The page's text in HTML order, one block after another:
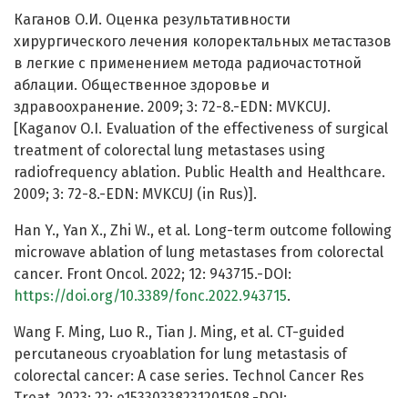
Каганов О.И. Оценка результативности
хирургического лечения колоректальных метастазов
в легкие с применением метода радиочастотной
аблации. Общественное здоровье и
здравоохранение. 2009; 3: 72-8.-EDN: MVKCUJ.
[Kaganov O.I. Evaluation of the effectiveness of surgical
treatment of colorectal lung metastases using
radiofrequency ablation. Public Health and Healthcare.
2009; 3: 72-8.-EDN: MVKCUJ (in Rus)].
Han Y., Yan X., Zhi W., et al. Long-term outcome following
microwave ablation of lung metastases from colorectal
cancer. Front Oncol. 2022; 12: 943715.-DOI:
https://doi.org/10.3389/fonc.2022.943715.
Wang F. Ming, Luo R., Tian J. Ming, et al. CT-guided
percutaneous cryoablation for lung metastasis of
colorectal cancer: A case series. Technol Cancer Res